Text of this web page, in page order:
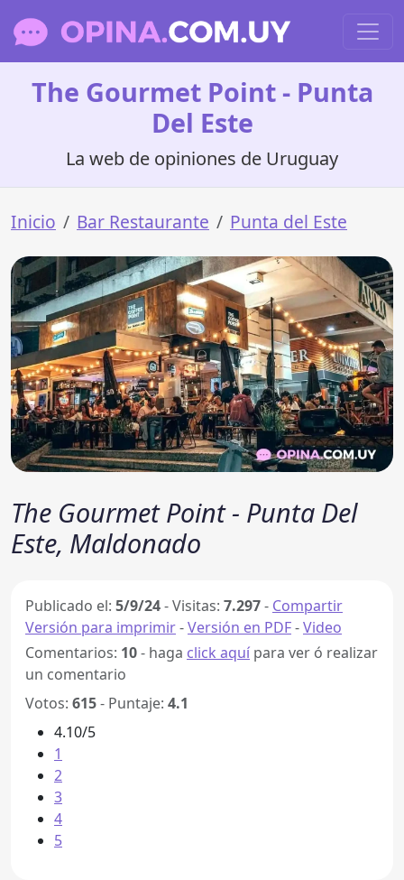
The Gourmet Point - Punta
Del Este
La web de opiniones de Uruguay
Inicio Bar Restaurante Punta del Este
The Gourmet Point - Punta Del
Este, Maldonado
Publicado el: 5/9/24-Visitas: 7.297- Compartir
Versión para imprimir-Versión en PDF-Video
Comentarios: 10- haga click aquí para ver ó realizar
un comentario
Votos: 615- Puntaje: 4.1
4.10/5
1
2
3
4
5